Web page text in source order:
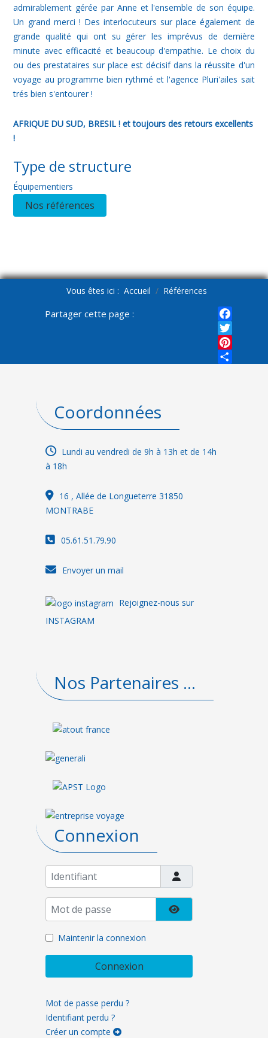
admirablement gérée par Anne et l'ensemble de son équipe.
Un grand merci ! Des interlocuteurs sur place également de
grande qualité qui ont su gérer les imprévus de dernière
minute avec efficacité et beaucoup d'empathie. Le choix du
ou des prestataires sur place est décisif dans la réussite d'un
voyage au programme bien rythmé et l'agence Pluri'ailes sait
trés bien s'entourer !
AFRIQUE DU SUD, BRESIL ! et toujours des retours excellents
!
Type de structure
Équipementiers
Nos références
Vous êtes ici : Accueil Références
Partager cette page :
Coordonnées
Lundi au vendredi de 9h à 13h et de 14h
à 18h
16 , Allée de Longueterre 31850
MONTRABE
05.61.51.79.90
Envoyer un mail
Rejoignez-nous sur
INSTAGRAM
Nos Partenaires ...
Connexion
Identifiant
Mot de passe
Afficher le mot de
Maintenir la connexion
Connexion
Mot de passe perdu ?
Identifiant perdu ?
Créer un compte